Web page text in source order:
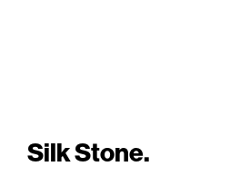
Silk Stone.